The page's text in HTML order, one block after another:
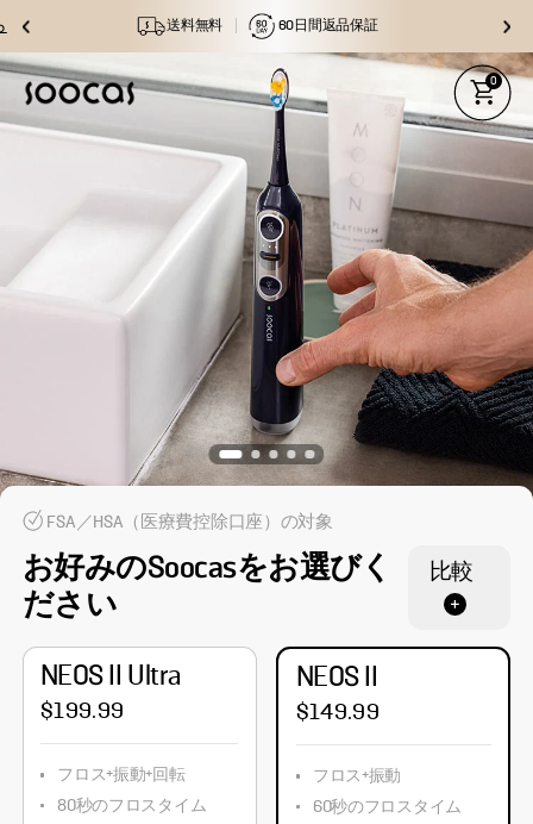
送料無料 60日間返品保証
0
FSA／HSA（医療費控除口座）の対象
お好みのSoocasをお選びく
ださい
比較
NEOS II Ultra
$199.99
フロス+振動+回転
80秒のフロスタイム
NEOS II
$149.99
フロス+振動
60秒のフロスタイム